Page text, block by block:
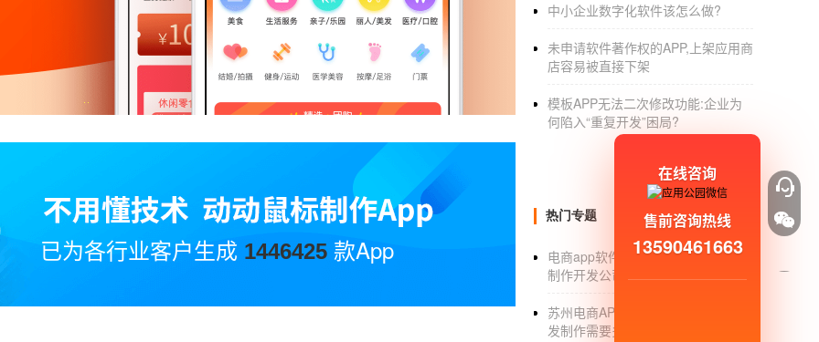
3、课堂作业发布老师上课完毕之后 ，可以
在手机上或者电脑上完成作业。
4、资料课件在上课前或者上课之后，老师可
知识的梳理，提高学习效率。
可以实现很多在课堂上的
已为各行业客户生成 1446425 款App
中小企业数字化软件该怎么做?
未申请软件著作权的APP,上架应用商
店容易被直接下架
模板APP无法二次修改功能:企业为
何陷入“重复开发”困局?
热门专题
电商app软件制作开发_电商app软件
制作开发公司_价格
苏州电商APP制作_苏州电商APP开
发制作需要多少钱_公司
在线咨询
售前咨询热线
13590461663